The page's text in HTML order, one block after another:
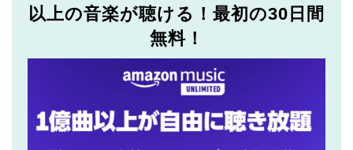
以上の音楽が聴ける！最初の30日間
無料！